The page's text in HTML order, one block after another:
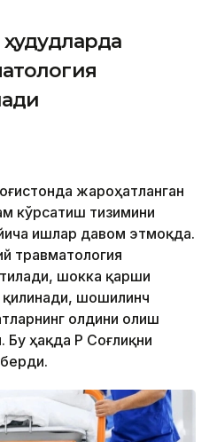
жароҳатланган
кўрсатиш тизимини
ишлар давом этмоқда.
травматология
шокка қарши
шошилинч
олдини олиш
ҳақда ҚР Соғлиқни